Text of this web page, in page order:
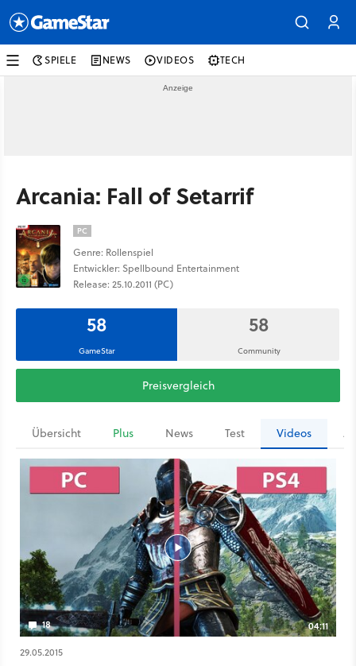
SPIELE NEWS VIDEOS TECH
Arcania: Fall of Setarrif
PC
Genre: Rollenspiel
Entwickler: Spellbound Entertainment
Release: 25.10.2011 (PC)
58
GameStar
58
Community
Preisvergleich
Übersicht Plus News Test Videos
18
04:11
29.05.2015